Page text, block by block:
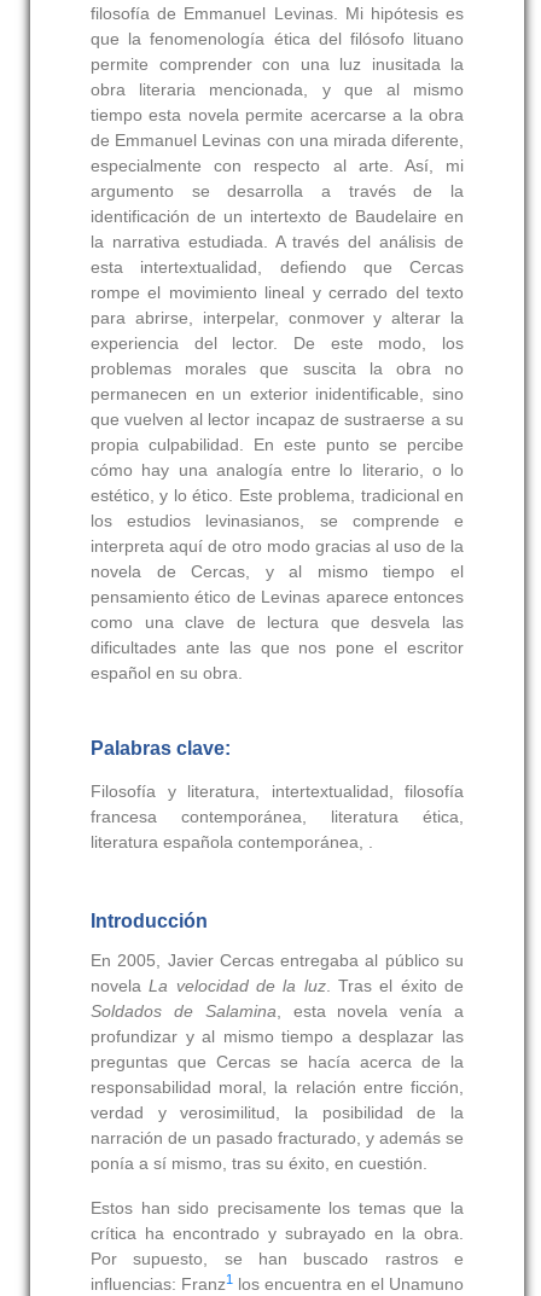
filosofía de Emmanuel Levinas. Mi hipótesis es
que la fenomenología ética del filósofo lituano
permite comprender con una luz inusitada la
obra literaria mencionada, y que al mismo
tiempo esta novela permite acercarse a la obra
de Emmanuel Levinas con una mirada diferente,
especialmente con respecto al arte. Así, mi
argumento se desarrolla a través de la
identificación de un intertexto de Baudelaire en
la narrativa estudiada. A través del análisis de
esta intertextualidad, defiendo que Cercas
rompe el movimiento lineal y cerrado del texto
para abrirse, interpelar, conmover y alterar la
experiencia del lector. De este modo, los
problemas morales que suscita la obra no
permanecen en un exterior inidentificable, sino
que vuelven al lector incapaz de sustraerse a su
propia culpabilidad. En este punto se percibe
cómo hay una analogía entre lo literario, o lo
estético, y lo ético. Este problema, tradicional en
los estudios levinasianos, se comprende e
interpreta aquí de otro modo gracias al uso de la
novela de Cercas, y al mismo tiempo el
pensamiento ético de Levinas aparece entonces
como una clave de lectura que desvela las
dificultades ante las que nos pone el escritor
español en su obra.
Palabras clave:
Filosofía y literatura, intertextualidad, filosofía
francesa contemporánea, literatura ética,
literatura española contemporánea, .
Introducción
En 2005, Javier Cercas entregaba al público su
novelaLa velocidad de la luz. Tras el éxito de
Soldados de Salamina, esta novela venía a
profundizar y al mismo tiempo a desplazar las
preguntas que Cercas se hacía acerca de la
responsabilidad moral, la relación entre ficción,
verdad y verosimilitud, la posibilidad de la
narración de un pasado fracturado, y además se
ponía a sí mismo, tras su éxito, en cuestión.
Estos han sido precisamente los temas que la
crítica ha encontrado y subrayado en la obra.
Por supuesto, se han buscado rastros e
influencias: Franz1 los encuentra en el Unamuno